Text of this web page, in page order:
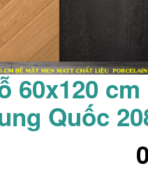
60x120 cm
Quốc